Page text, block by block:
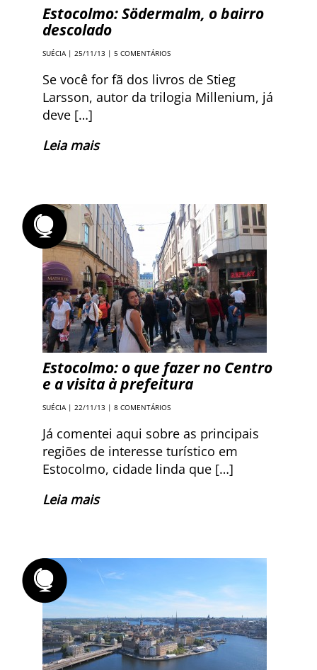
Estocolmo: Södermalm, o bairro
descolado
SUÉCIA | 25/11/13 | 5 COMENTÁRIOS
Se você for fã dos livros de Stieg
Larsson, autor da trilogia Millenium, já
deve […]
Leia mais
Estocolmo: o que fazer no Centro
e a visita à prefeitura
SUÉCIA | 22/11/13 | 8 COMENTÁRIOS
Já comentei aqui sobre as principais
regiões de interesse turístico em
Estocolmo, cidade linda que […]
Leia mais